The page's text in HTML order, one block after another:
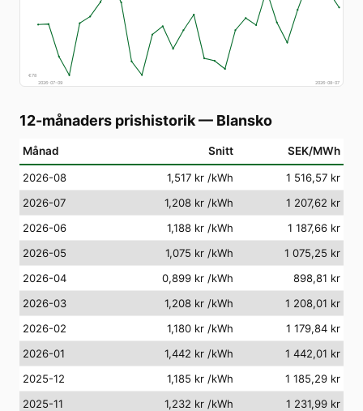
€78
2026-07-09
2026-08-07
12-månaders prishistorik— Blansko
Månad Snitt SEK/MWh
2026-08 1,517 kr /kWh
1 516,57 kr
2026-07
1,208 kr /kWh
1 207,62 kr
2026-06
1,188 kr /kWh
1 187,66 kr
2026-05
1,075 kr /kWh
1 075,25 kr
2026-04
0,899 kr /kWh
898,81 kr
2026-03
1,208 kr /kWh
1 208,01 kr
2026-02
1,180 kr /kWh
1 179,84 kr
2026-01
1,442 kr /kWh
1 442,01 kr
2025-12
1,185 kr /kWh
1 185,29 kr
2025-11
1,232 kr /kWh
1 231,99 kr